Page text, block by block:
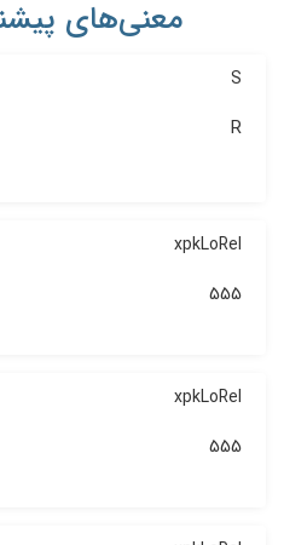
معنی‌های
S
R
xpkLoRel
555
xpkLoRel
555